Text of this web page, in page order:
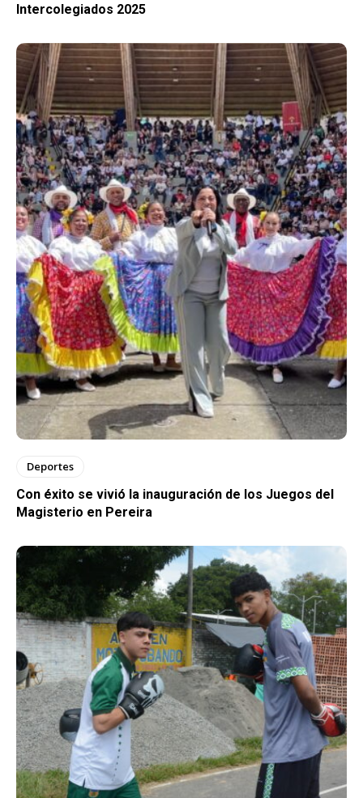
Intercolegiados 2025
Deportes
Con éxito se vivió la inauguración de los Juegos del
Magisterio en Pereira